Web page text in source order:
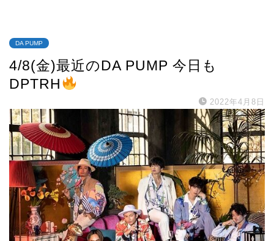
DA PUMP
4/8(金)最近のDA PUMP 今日も
DPTRH
2022年4月8日